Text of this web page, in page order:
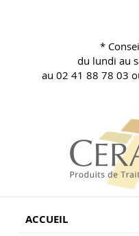
*
du lundi au
au 02 41 88 78 03
ACCUEIL